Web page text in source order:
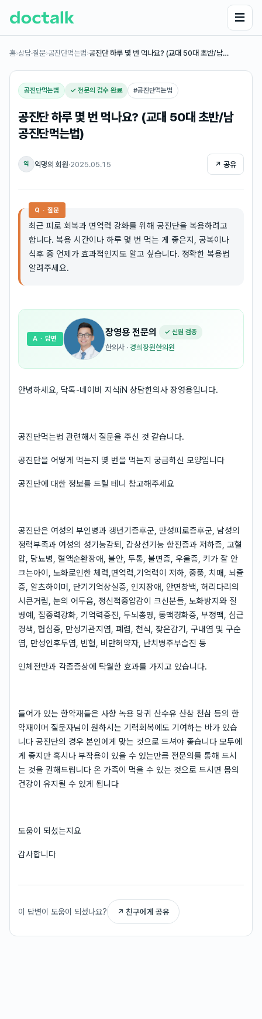
☰
홈›상담·질문›공진단먹는법›공진단 하루 몇 번 먹나요? (교대 50대 초반/남…
공진단먹는법 ✓ 전문의 검수 완료 #공진단먹는법
공진단 하루 몇 번 먹나요? (교대 50대 초반/남
공진단먹는법)
익 익명의 회원·2025.05.15 ↗ 공유
Q · 질문
최근 피로 회복과 면역력 강화를 위해 공진단을 복용하려고
합니다. 복용 시간이나 하루 몇 번 먹는 게 좋은지, 공복이나
식후 중 언제가 효과적인지도 알고 싶습니다. 정확한 복용법
알려주세요.
장영용 전문의 ✓ 신원 검증
한의사 · 경희장원한의원
A · 답변
안녕하세요, 닥톡-네이버 지식iN 상담한의사 장영용입니다.
공진단먹는법 관련해서 질문을 주신 것 같습니다.
공진단을 어떻게 먹는지 몇 번을 먹는지 궁금하신 모양입니다
공진단에 대한 정보를 드릴 테니 참고해주세요
공진단은 여성의 부인병과 갱년기증후군, 만성피로증후군, 남성의
정력부족과 여성의 성기능감퇴, 갑상선기능 항진증과 저하증, 고혈
압, 당뇨병, 혈액순환장애, 불안, 두통, 불면증, 우울증, 키가 잘 안
크는아이, 노화로인한 체력,면역력,기억력이 저하, 중풍, 치매, 뇌졸
증, 알츠하이머, 단기기억상실증, 인지장애, 안면창백, 허리다리의
시큰거림, 눈의 어두음, 정신적중압감이 크신분들, 노화방지와 질
병예, 집중력강화, 기억력증진, 두뇌총명, 동맥경화증, 부정맥, 심근
경색, 협심증, 만성기관지염, 폐렴, 천식, 잦은감기, 구내염 및 구순
염, 만성인후두염, 빈혈, 비만허약자, 난치병주부습진 등
인체전반과 각종증상에 탁월한 효과를 가지고 있습니다.
들어가 있는 한약재들은 사향 녹용 당귀 산수유 산삼 천삼 등의 한
약재이며 질문자님이 원하시는 기력회복에도 기여하는 바가 있습
니다 공진단의 경우 본인에게 맞는 것으로 드셔야 좋습니다 모두에
게 좋지만 혹시나 부작용이 있을 수 있는만큼 전문의를 통해 드시
는 것을 권해드립니다 온 가족이 먹을 수 있는 것으로 드시면 몸의
건강이 유지될 수 있게 됩니다
도움이 되셨는지요
감사합니다
이 답변이 도움이 되셨나요? ↗ 친구에게 공유